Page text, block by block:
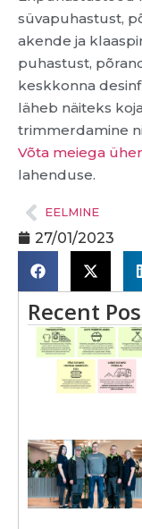
süvapuhastust,
akende ja
puhastust,
keskkonna
läheb näiteks
trimmerdamine
Võta meiega
lahenduse.
EELMINE
27/01/2023
Recent